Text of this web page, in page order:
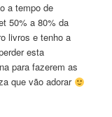
a tempo de
50% a 80% da
livros e tenho a
esta
para fazerem as
que vão adorar